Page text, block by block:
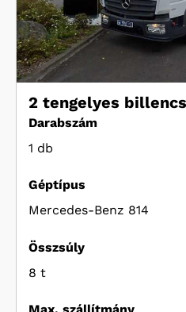
2 tengelyes billencs
Darabszám
1 db
Géptípus
Mercedes-Benz 814
Összsúly
8 t